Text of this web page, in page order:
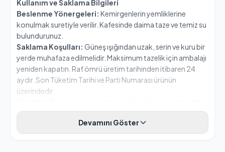
Kullanım ve Saklama Bilgileri
Beslenme Yönergeleri: Kemirgenlerin yemliklerine
konulmak suretiyle verilir. Kafesinde daima taze ve temiz su
bulundurunuz.
Saklama Koşulları: Güneş ışığından uzak, serin ve kuru bir
yerde muhafaza edilmelidir. Maksimum tazelik için ambalajı
yeniden kapatın. Raf ömrü üretim tarihinden itibaren 24
aydır. Son Tüketim Tarihi ve Parti Numarası ürünün
üzerindedir.
İnsan tüketimine uygun değildir.
Yeşil Pelet Yem, Kuzu Pelet Yem, Buğday, Mısır Ezmesi, Aspir
Devamını Göster